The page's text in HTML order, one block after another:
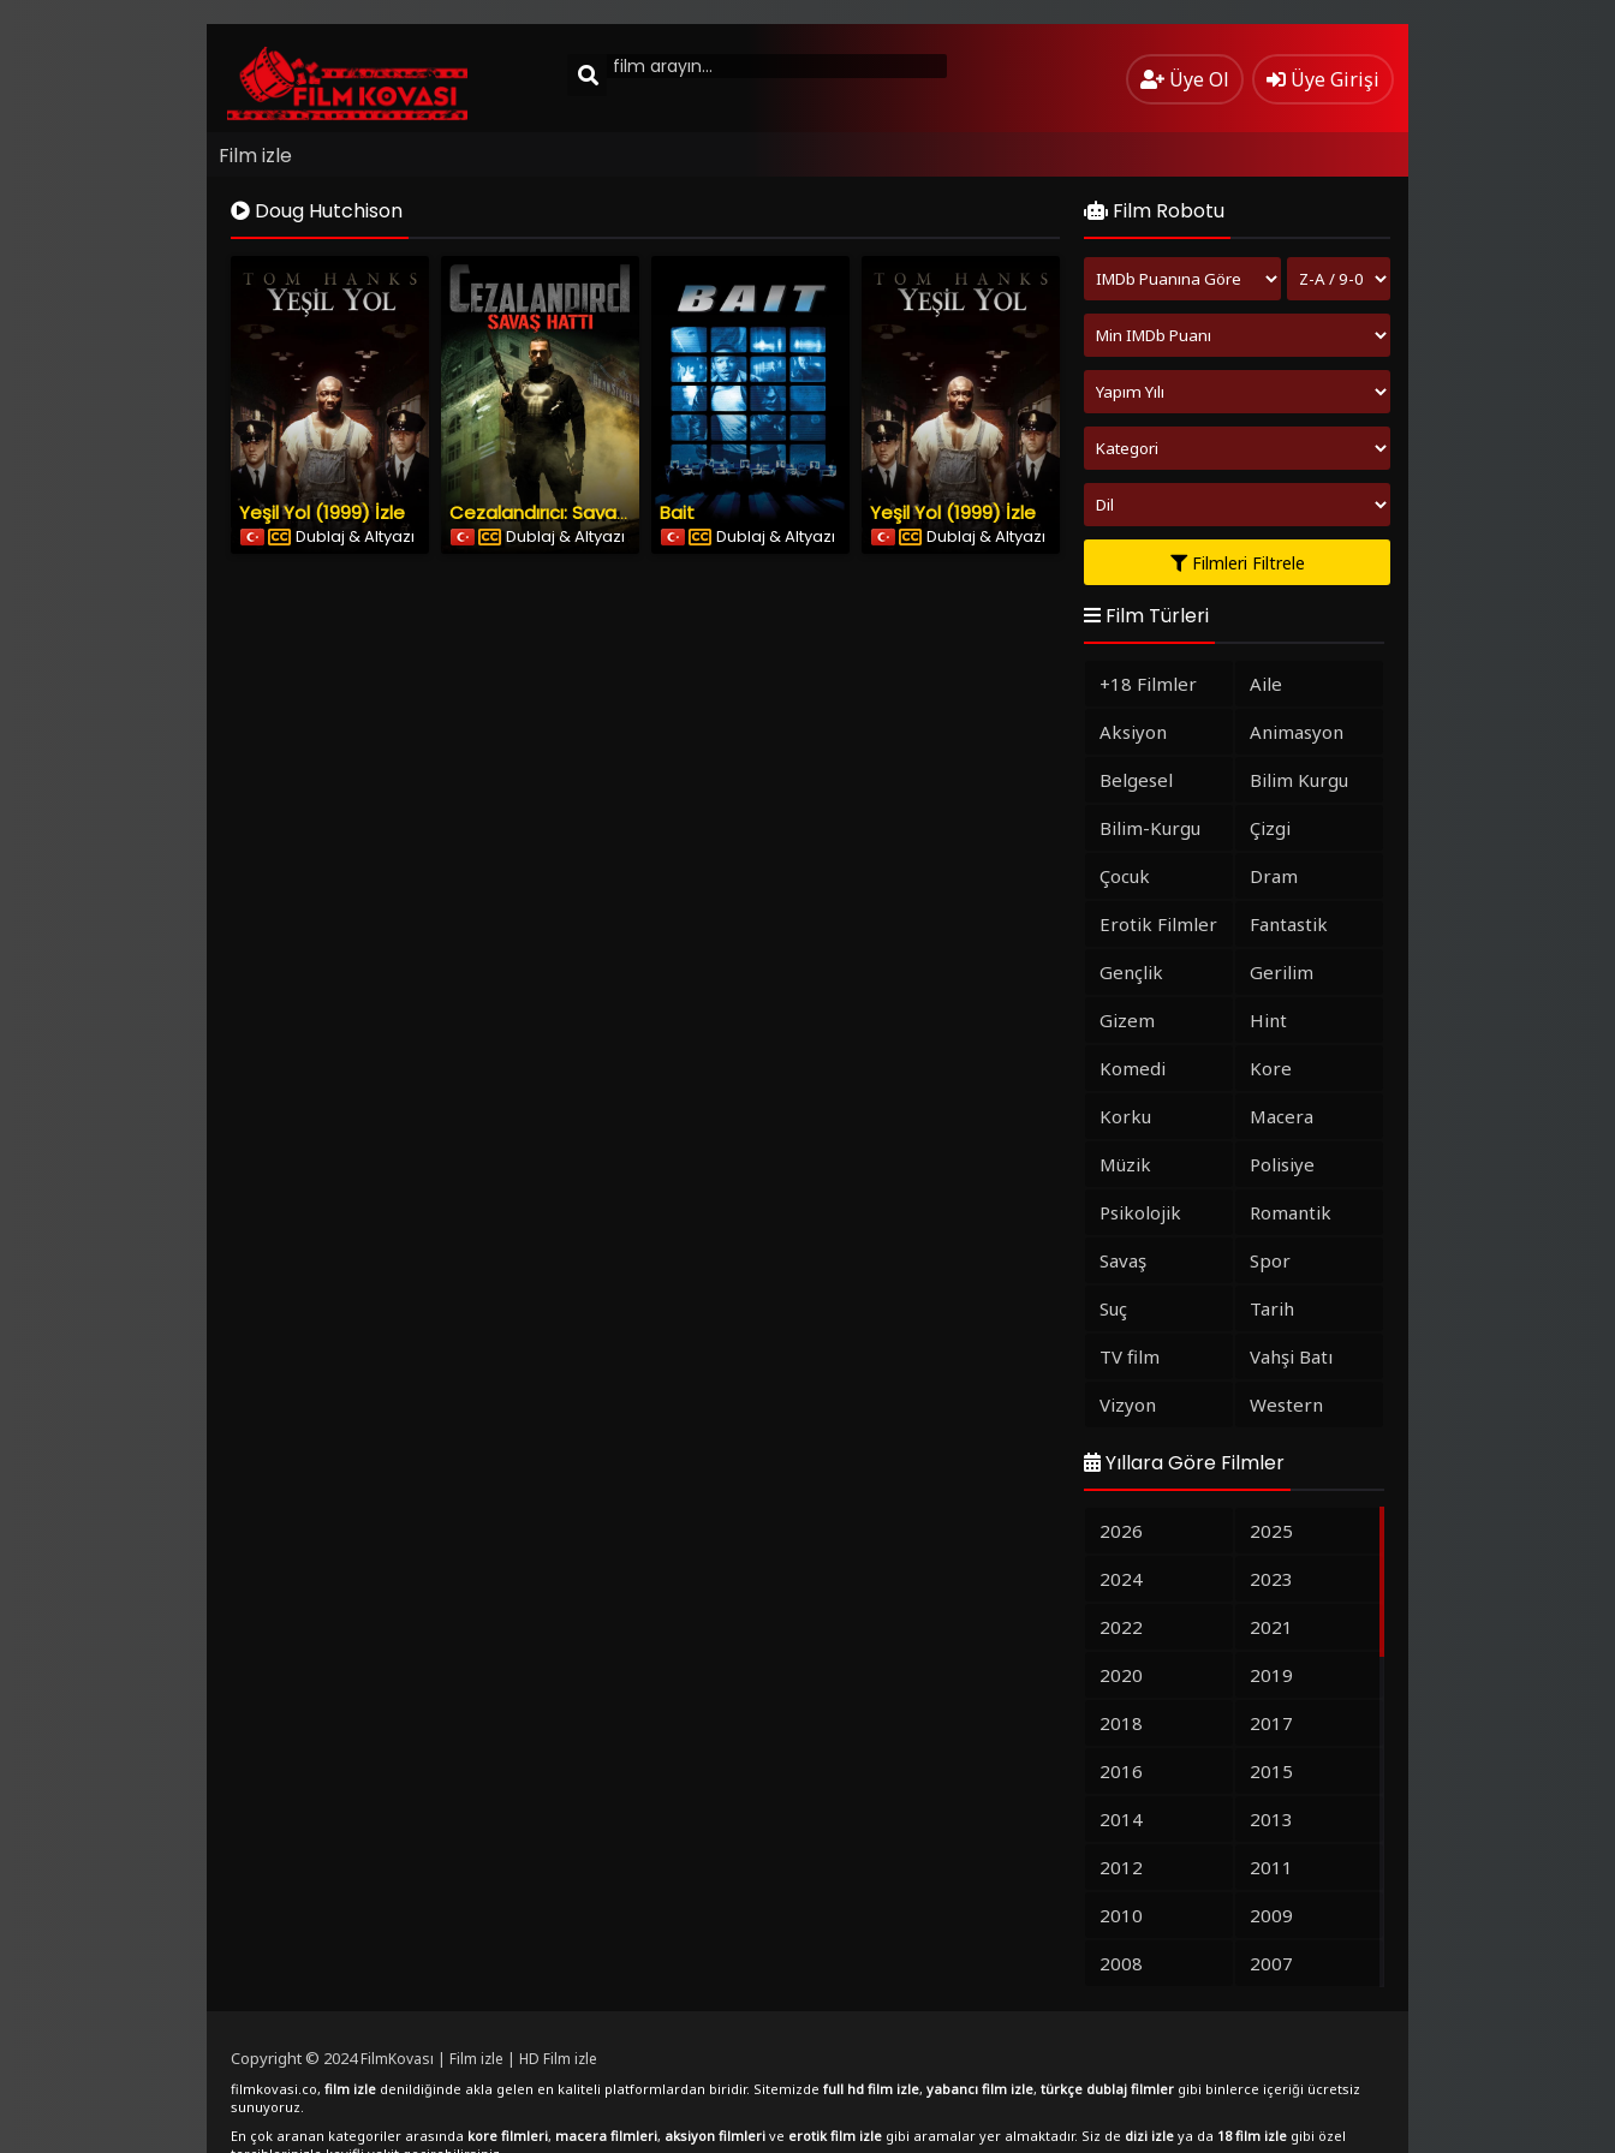
Üye Ol Üye Girişi
Film izle
Doug Hutchison
Yeşil Yol (1999) İzle
Dublaj & Altyazı
Cezalandırıcı: Savaş Hattı
Dublaj & Altyazı
Bait
Dublaj & Altyazı
Yeşil Yol (1999) İzle
Dublaj & Altyazı
Film Robotu
Filmleri Filtrele
Film Türleri
+18 Filmler
Aile
Aksiyon
Animasyon
Belgesel
Bilim Kurgu
Bilim-Kurgu
Çizgi
Çocuk
Dram
Erotik Filmler
Fantastik
Gençlik
Gerilim
Gizem
Hint
Komedi
Kore
Korku
Macera
Müzik
Polisiye
Psikolojik
Romantik
Savaş
Spor
Suç
Tarih
TV film
Vahşi Batı
Vizyon
Western
Yıllara Göre Filmler
2026
2025
2024
2023
2022
2021
2020
2019
2018
2017
2016
2015
2014
2013
2012
2011
2010
2009
2008
2007
Copyright © 2024FilmKovası | Film izle | HD Film izle
filmkovasi.co, film izle denildiğinde akla gelen en kaliteli platformlardan biridir. Sitemizde full hd film izle, yabancı film izle, türkçe dublaj filmler gibi binlerce içeriği ücretsiz
sunuyoruz.
En çok aranan kategoriler arasında kore filmleri, macera filmleri, aksiyon filmleri ve erotik film izle gibi aramalar yer almaktadır. Siz de dizi izle ya da 18 film izle gibi özel